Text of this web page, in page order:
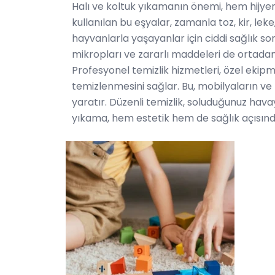
Halı ve koltuk yıkamanın önemi, hem
kullanılan bu eşyalar, zamanla toz, kir,
hayvanlarla yaşayanlar için ciddi sağlık
mikropları ve zararlı maddeleri de
Profesyonel temizlik hizmetleri, özel
temizlenmesini sağlar. Bu, mobilyaların
yaratır. Düzenli temizlik, soluduğunuz
yıkama, hem estetik hem de sağlık